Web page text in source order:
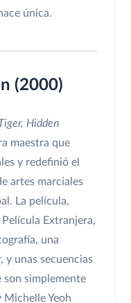
única.
(2000)
Hidden
maestra que
y redefinió el
artes marciales
La película,
Extranjera,
una
y unas secuencias
son simplemente
Yeoh